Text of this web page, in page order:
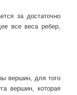
за достаточно
все веса ребер,
вершин, для того
вершин, которая